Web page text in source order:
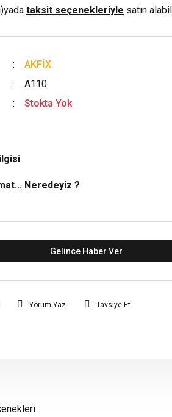
yada taksit seçenekleriyle satın
AKFİX
A110
Stokta Yok
Neredeyiz ?
Gelince Haber Ver
Yorum Yaz Tavsiye Et